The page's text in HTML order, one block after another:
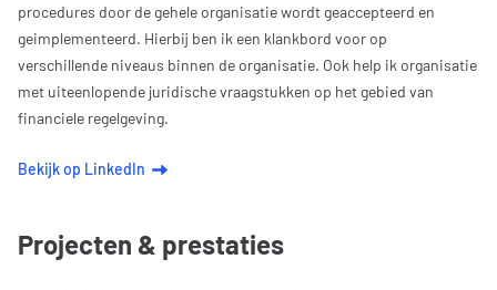
procedures door de gehele organisatie wordt geaccepteerd en
geimplementeerd. Hierbij ben ik een klankbord voor op
verschillende niveaus binnen de organisatie. Ook help ik organisatie
met uiteenlopende juridische vraagstukken op het gebied van
financiele regelgeving.
Bekijk op LinkedIn
Projecten & prestaties